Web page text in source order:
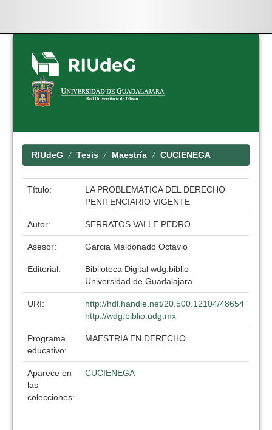
Skip
navigation
RIUdeG Tesis Maestría CUCIENEGA
Título:
LA PROBLEMÁTICA DEL DERECHO
PENITENCIARIO VIGENTE
Autor: SERRATOS VALLE PEDRO
Asesor: Garcia Maldonado Octavio
Editorial:
Biblioteca Digital wdg.biblio
Universidad de Guadalajara
URI:
http://hdl.handle.net/20.500.12104/48654
http://wdg.biblio.udg.mx
Programa
educativo:
MAESTRIA EN DERECHO
Aparece en
las
colecciones:
CUCIENEGA